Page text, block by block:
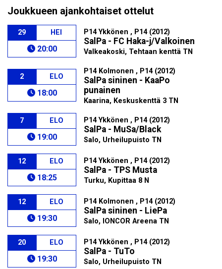
Joukkueen ajankohtaiset ottelut
29 HEI
20:00
P14 Ykkönen , P14 (2012)
SalPa - FC Haka-j/Valkoinen
Valkeakoski, Tehtaan kenttä TN
2 ELO
18:00
P14 Kolmonen , P14 (2012)
SalPa sininen - KaaPo
punainen
Kaarina, Keskuskenttä 3 TN
7 ELO
19:00
P14 Ykkönen , P14 (2012)
SalPa - MuSa/Black
Salo, Urheilupuisto TN
12 ELO
18:25
P14 Ykkönen , P14 (2012)
SalPa - TPS Musta
Turku, Kupittaa 8 N
12 ELO
19:30
P14 Kolmonen , P14 (2012)
SalPa sininen - LiePa
Salo, IONCOR Areena TN
20 ELO
19:30
P14 Ykkönen , P14 (2012)
SalPa - TuTo
Salo, Urheilupuisto TN